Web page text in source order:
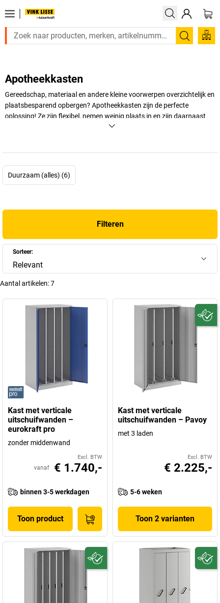
Zoeken
Apotheekkasten
Gereedschap, materiaal en andere kleine voorwerpen overzichtelijk en
plaatsbesparend opbergen? Apotheekkasten zijn de perfecte
oplossing! Ze zijn flexibel, nemen weinig plaats in en zijn daarnaast
Duurzaam (alles) (6)
Filteren
Sorteer:
Relevant
Aantal artikelen:7
Kast met verticale
uitschuifwanden –
eurokraft pro
zonder middenwand
Excl. BTW
vanaf € 1.740,-
binnen 3-5 werkdagen
Toon product
Kast met verticale
uitschuifwanden – Pavoy
met 3 laden
Excl. BTW
€ 2.225,-
5-6 weken
Toon 2 varianten